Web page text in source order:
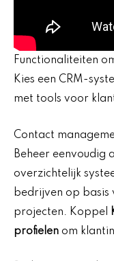
Functionaliteiten
Kies een CRM-
met tools voor
Contact
Beheer eenvoudig
overzichtelijk
bedrijven op basis
projecten. Koppel
profielen om